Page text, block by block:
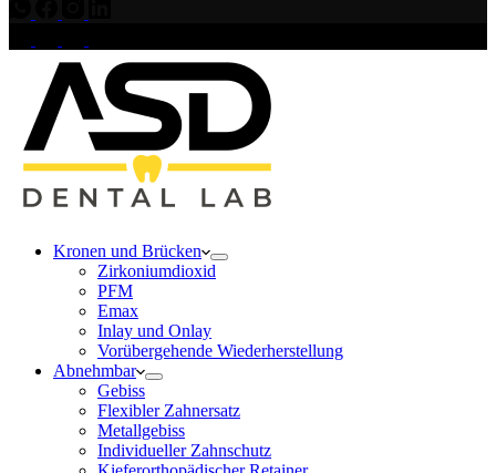
Kronen und Brücken
Zirkoniumdioxid
PFM
Emax
Inlay und Onlay
Vorübergehende Wiederherstellung
Abnehmbar
Gebiss
Flexibler Zahnersatz
Metallgebiss
Individueller Zahnschutz